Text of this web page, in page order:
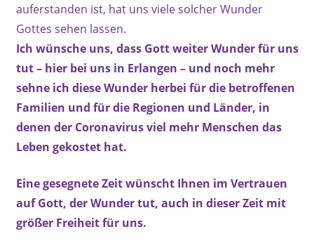
auferstanden ist, hat uns viele solcher Wunder
Gottes sehen lassen.
Ich wünsche uns, dass Gott weiter Wunder für uns
tut – hier bei uns in Erlangen – und noch mehr
sehne ich diese Wunder herbei für die betroffenen
Familien und für die Regionen und Länder, in
denen der Coronavirus viel mehr Menschen das
Leben gekostet hat.
Eine gesegnete Zeit wünscht Ihnen im Vertrauen
auf Gott, der Wunder tut, auch in dieser Zeit mit
größer Freiheit für uns.